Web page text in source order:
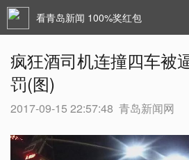
看青岛新闻 100%奖红包
疯狂酒司机连撞四车被
罚(图)
2017-09-15 22:57:48 青岛新闻网